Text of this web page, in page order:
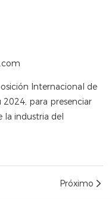
Internacional de
para presenciar
la industria del
Próximo